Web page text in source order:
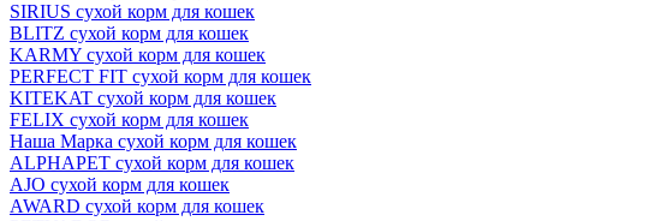
SIRIUS сухой корм для кошек
BLITZ сухой корм для кошек
KARMY сухой корм для кошек
PERFECT FIT сухой корм для кошек
KITEKAT сухой корм для кошек
FELIX сухой корм для кошек
Наша Марка сухой корм для кошек
ALPHAPET сухой корм для кошек
AJO сухой корм для кошек
AWARD сухой корм для кошек